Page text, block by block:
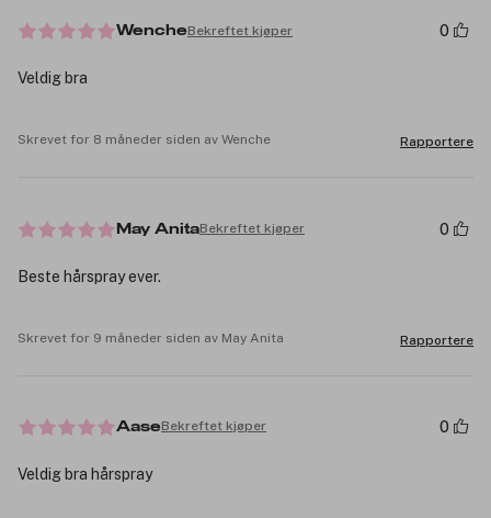
WencheBekreftet kjøper 0
Veldig bra
Skrevet for 8 måneder siden av Wenche Rapportere
May AnitaBekreftet kjøper 0
Beste hårspray ever.
Skrevet for 9 måneder siden av May Anita Rapportere
AaseBekreftet kjøper 0
Veldig bra hårspray